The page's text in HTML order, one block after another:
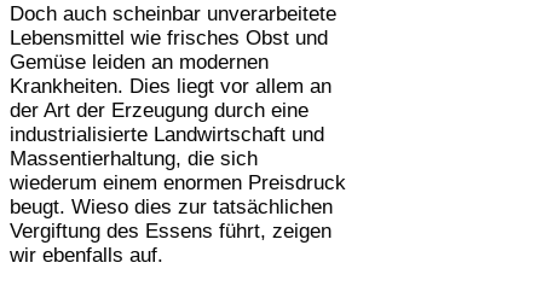
Doch auch scheinbar unverarbeitete
Lebensmittel wie frisches Obst und
Gemüse leiden an modernen
Krankheiten. Dies liegt vor allem an
der Art der Erzeugung durch eine
industrialisierte Landwirtschaft und
Massentierhaltung, die sich
wiederum einem enormen Preisdruck
beugt. Wieso dies zur tatsächlichen
Vergiftung des Essens führt, zeigen
wir ebenfalls auf.